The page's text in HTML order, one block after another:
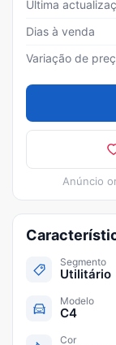
Última
Dias à venda
Variação de
Anúncio
Segmento
Utilitário
Modelo
C4
Cor